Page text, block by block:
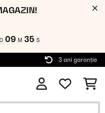
O 09 M 34 S
3 ani garanție